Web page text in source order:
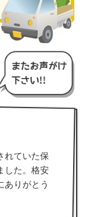
れていた保
した。格安
ありがとう